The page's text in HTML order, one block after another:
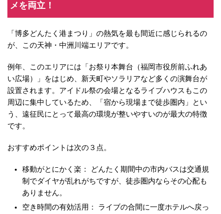
メを両立！
「博多どんたく港まつり」の熱気を最も間近に感じられるの
が、この天神・中洲川端エリアです。
例年、このエリアには「お祭り本舞台（福岡市役所前ふれあ
い広場）」をはじめ、新天町やソラリアなど多くの演舞台が
設置されます。アイドル祭の会場となるライブハウスもこの
周辺に集中しているため、「宿から現場まで徒歩圏内」とい
う、遠征民にとって最高の環境が整いやすいのが最大の特徴
です。
おすすめポイントは次の３点。
移動がとにかく楽： どんたく期間中の市内バスは交通規
制でダイヤが乱れがちですが、徒歩圏内ならその心配も
ありません。
空き時間の有効活用： ライブの合間に一度ホテルへ戻っ